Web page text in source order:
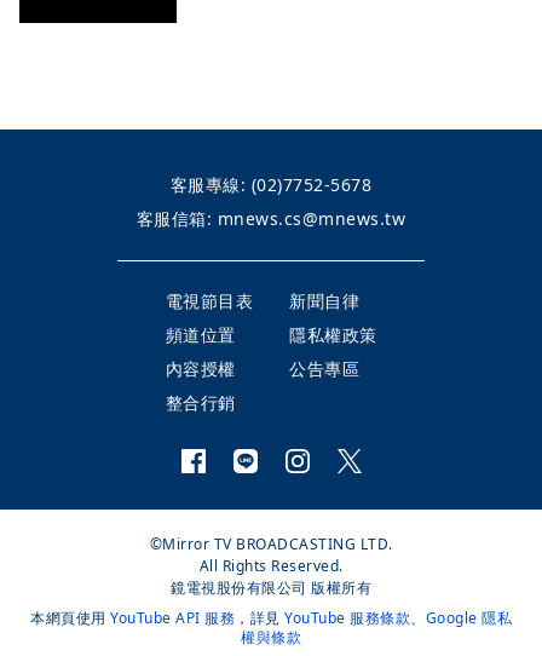
客服專線: (02)7752-5678
客服信箱: mnews.cs@mnews.tw
電視節目表
新聞自律
頻道位置
隱私權政策
內容授權
公告專區
整合行銷
©Mirror TV BROADCASTING LTD.
All Rights Reserved.
鏡電視股份有限公司 版權所有
本網頁使用 YouTube API 服務 ，詳見 YouTube 服務條款、 Google 隱私
權與條款